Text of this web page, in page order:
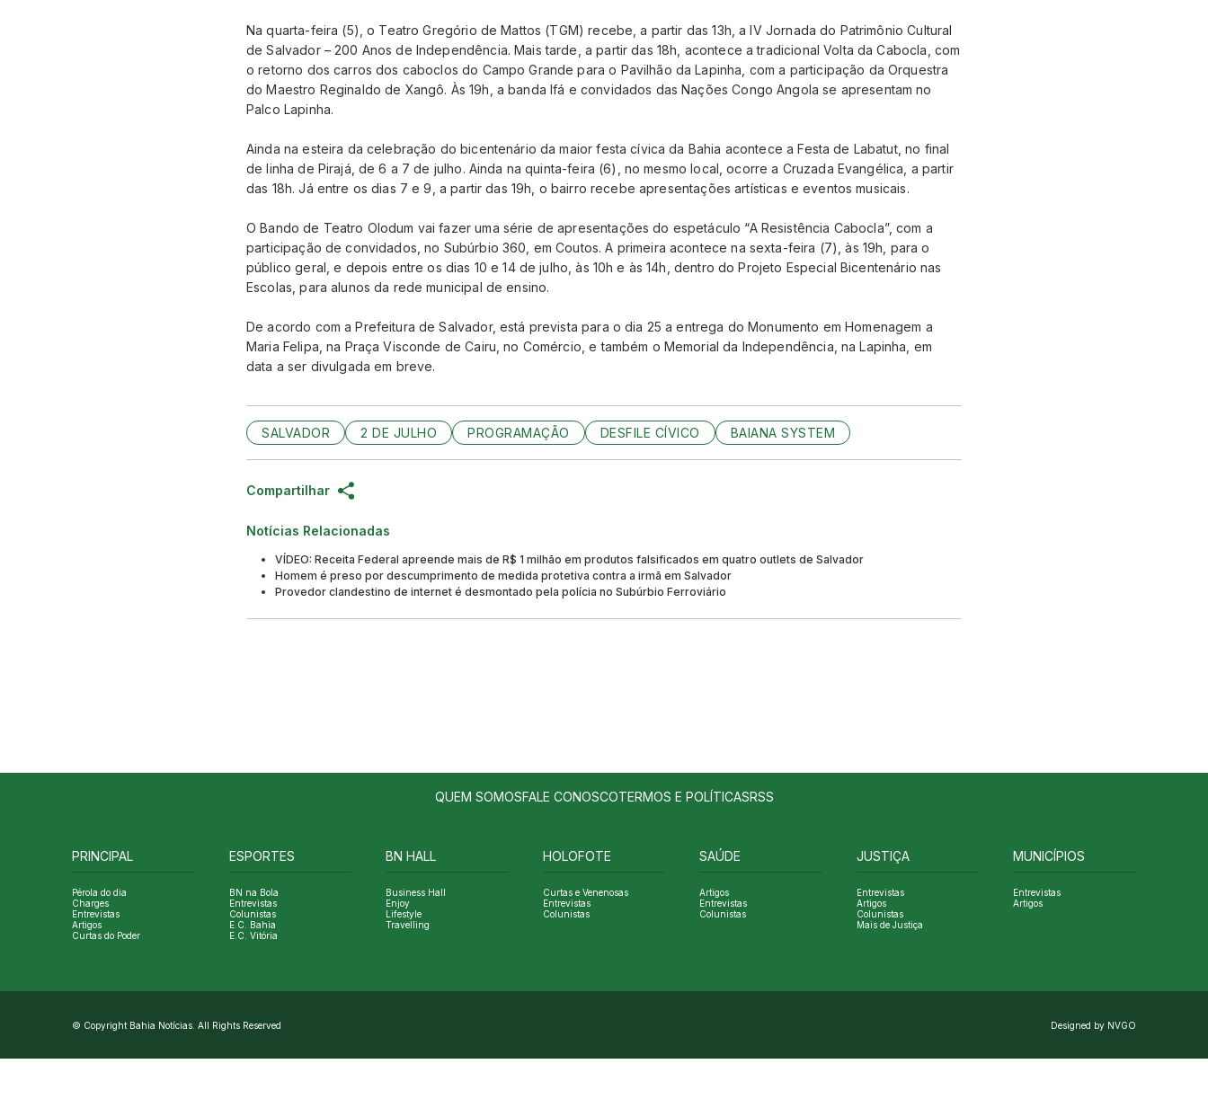
Na quarta-feira (5), o Teatro Gregório de Mattos (TGM) recebe, a partir das 13h, a IV Jornada do Patrimônio Cultural
de Salvador – 200 Anos de Independência. Mais tarde, a partir das 18h, acontece a tradicional Volta da Cabocla, com
o retorno dos carros dos caboclos do Campo Grande para o Pavilhão da Lapinha, com a participação da Orquestra
do Maestro Reginaldo de Xangô. Às 19h, a banda Ifá e convidados das Nações Congo Angola se apresentam no
Palco Lapinha.
Ainda na esteira da celebração do bicentenário da maior festa cívica da Bahia acontece a Festa de Labatut, no final
de linha de Pirajá, de 6 a 7 de julho. Ainda na quinta-feira (6), no mesmo local, ocorre a Cruzada Evangélica, a partir
das 18h. Já entre os dias 7 e 9, a partir das 19h, o bairro recebe apresentações artísticas e eventos musicais.
O Bando de Teatro Olodum vai fazer uma série de apresentações do espetáculo “A Resistência Cabocla”, com a
participação de convidados, no Subúrbio 360, em Coutos. A primeira acontece na sexta-feira (7), às 19h, para o
público geral, e depois entre os dias 10 e 14 de julho, às 10h e às 14h, dentro do Projeto Especial Bicentenário nas
Escolas, para alunos da rede municipal de ensino.
De acordo com a Prefeitura de Salvador, está prevista para o dia 25 a entrega do Monumento em Homenagem a
Maria Felipa, na Praça Visconde de Cairu, no Comércio, e também o Memorial da Independência, na Lapinha, em
data a ser divulgada em breve.
SALVADOR 2 DE JULHO PROGRAMAÇÃO DESFILE CÍVICO BAIANA SYSTEM
Compartilhar
Notícias Relacionadas
VÍDEO: Receita Federal apreende mais de R$ 1 milhão em produtos falsificados em quatro outlets de Salvador
Homem é preso por descumprimento de medida protetiva contra a irmã em Salvador
Provedor clandestino de internet é desmontado pela polícia no Subúrbio Ferroviário
QUEM SOMOSFALE CONOSCOTERMOS E POLÍTICASRSS
PRINCIPAL
Pérola do dia
Charges
Entrevistas
Artigos
Curtas do Poder
ESPORTES
BN na Bola
Entrevistas
Colunistas
E.C. Bahia
E.C. Vitória
BN HALL
Business Hall
Enjoy
Lifestyle
Travelling
HOLOFOTE
Curtas e Venenosas
Entrevistas
Colunistas
SAÚDE
Artigos
Entrevistas
Colunistas
JUSTIÇA
Entrevistas
Artigos
Colunistas
Mais de Justiça
MUNICÍPIOS
Entrevistas
Artigos
© Copyright Bahia Notícias. All Rights Reserved Designed by NVGO